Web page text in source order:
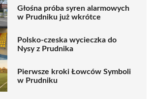
Głośna próba syren alarmowych
w Prudniku już wkrótce
Polsko-czeska wycieczka do
Nysy z Prudnika
Pierwsze kroki Łowców Symboli
w Prudniku